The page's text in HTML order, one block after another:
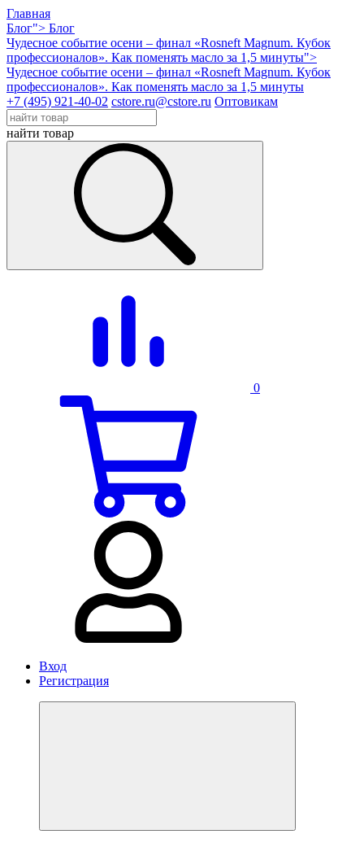
Главная
Блог"> Блог
Чудесное событие осени – финал «Rosneft Magnum. Кубок
профессионалов». Как поменять масло за 1,5 минуты">
Чудесное событие осени – финал «Rosneft Magnum. Кубок
профессионалов». Как поменять масло за 1,5 минуты
+7 (495) 921-40-02 cstore.ru@cstore.ru Оптовикам
найти товар
0
Вход
Регистрация